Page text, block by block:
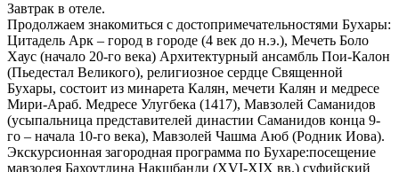
Завтрак в отеле.
Продолжаем знакомиться с достопримечательностями Бухары:
Цитадель Арк – город в городе (4 век до н.э.), Мечеть Боло
Хаус (начало 20-го века) Архитектурный ансамбль Пои-Калон
(Пьедестал Великого), религиозное сердце Священной
Бухары, состоит из минарета Калян, мечети Калян и медресе
Мири-Араб. Медресе Улугбека (1417), Мавзолей Саманидов
(усыпальница представителей династии Саманидов конца 9-
го – начала 10-го века), Мавзолей Чашма Аюб (Родник Иова).
Экскурсионная загородная программа по Бухаре:посещение
мавзолея Бахоутдина Накшбанди (XVI-XIX вв.) суфийский